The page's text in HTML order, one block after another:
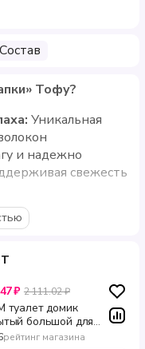
Состав
Тофу?
Уникальная
и надежно
свежесть
жидкости
крепкий комок,
экономя
никаких пакетов с
биоразлагаем и
комки в
₽ 2 111.02 ₽
туалет домик
большой для
из полипропилена
рейтинг магазина